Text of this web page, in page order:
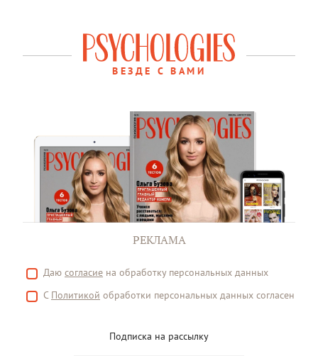
ВЕЗДЕ С ВАМИ
РЕКЛАМА
Даю согласие на обработку персональных данных
С Политикой обработки персональных данных согласен
Подписка на рассылку